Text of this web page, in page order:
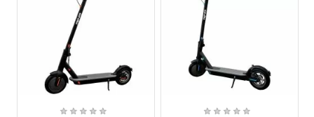
★ ★ ★ ★ ★ ★ ★ ★ ★ ★